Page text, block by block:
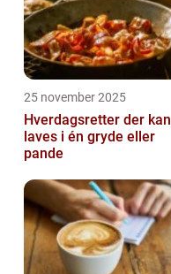
25 november 2025
Hverdagsretter der kan
laves i én gryde eller
pande